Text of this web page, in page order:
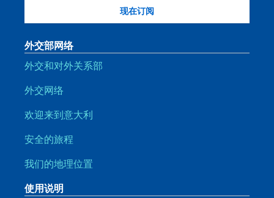
外交部网络
外交和对外关系部
外交网络
欢迎来到意大利
安全的旅程
我们的地理位置
使用说明